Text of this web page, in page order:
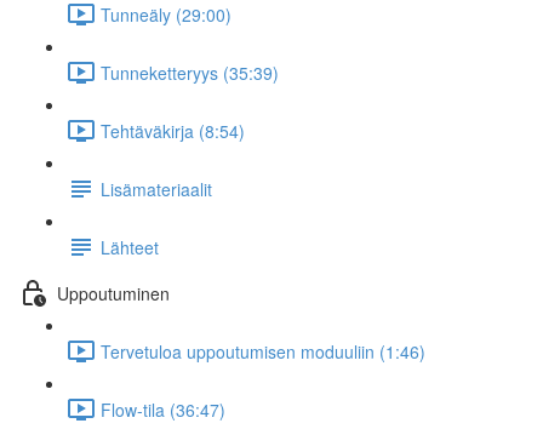
Tunneäly (29:00)
Tunneketteryys (35:39)
Tehtäväkirja (8:54)
Lisämateriaalit
Lähteet
Uppoutuminen
Tervetuloa uppoutumisen moduuliin (1:46)
Flow-tila (36:47)